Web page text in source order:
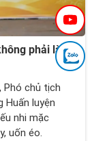
phải là
Phó chủ tịch
Huấn luyện
nhi mặc
uốn éo.